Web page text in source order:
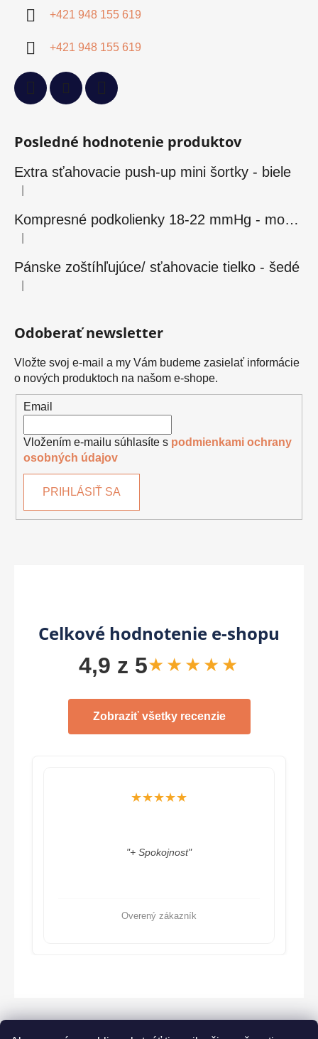
+421 948 155 619
+421 948 155 619
Posledné hodnotenie produktov
Extra sťahovacie push-up mini šortky - biele
Hodnotenie produktu je 5 z 5 hviezdičiek.
Kompresné podkolienky 18-22 mmHg - modré
Hodnotenie produktu je 5 z 5 hviezdičiek.
Pánske zoštíhľujúce/ sťahovacie tielko - šedé
Hodnotenie produktu je 5 z 5 hviezdičiek.
Odoberať newsletter
Vložte svoj e-mail a my Vám budeme zasielať informácie
o nových produktoch na našom e-shope.
Email
Vložením e-mailu súhlasíte s podmienkami ochrany
osobných údajov
PRIHLÁSIŤ SA
Celkové hodnotenie e-shopu
4,9 z 5★★★★★
Zobraziť všetky recenzie
★★★★★
"+ Spokojnost"
Overený zákazník